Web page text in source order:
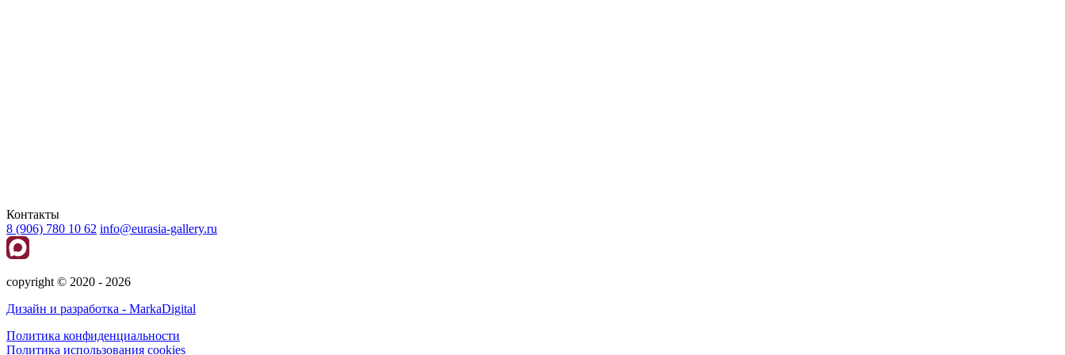
Контакты
8 (906) 780 10 62 info@eurasia-gallery.ru
сopyright © 2020 - 2026
Дизайн и разработка - MarkaDigital
Политика конфиденциальности
Политика использования cookies